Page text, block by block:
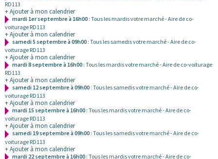
RD113
+ Ajouter à mon calendrier
mardi 1er septembre à 16h00 : Tous les mardis votre marché - Aire de co-
voiturage RD113
+ Ajouter à mon calendrier
samedi 5 septembre à 09h00 : Tous les samedis votre marché - Aire de co-
voiturage RD113
+ Ajouter à mon calendrier
mardi 8 septembre à 16h00 : Tous les mardis votre marché - Aire de co-voiturage
RD113
+ Ajouter à mon calendrier
samedi 12 septembre à 09h00 : Tous les samedis votre marché - Aire de co-
voiturage RD113
+ Ajouter à mon calendrier
mardi 15 septembre à 16h00 : Tous les mardis votre marché - Aire de co-
voiturage RD113
+ Ajouter à mon calendrier
samedi 19 septembre à 09h00 : Tous les samedis votre marché - Aire de co-
voiturage RD113
+ Ajouter à mon calendrier
mardi 22 septembre à 16h00 : Tous les mardis votre marché - Aire de co-